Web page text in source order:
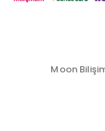
Moon